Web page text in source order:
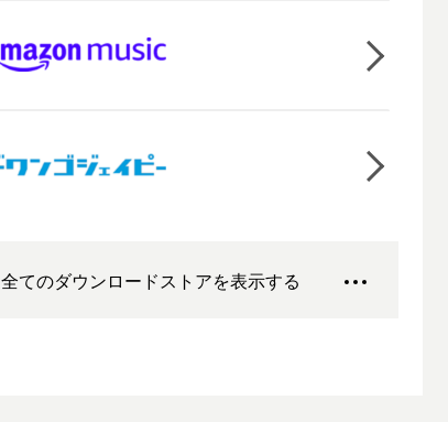
全てのダウンロードストアを表示する